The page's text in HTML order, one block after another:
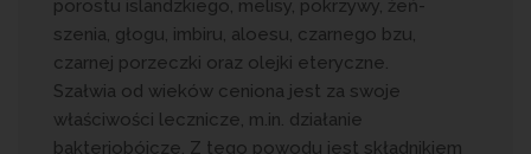
porostu islandzkiego, melisy, pokrzywy, żeń-
szenia, głogu, imbiru, aloesu, czarnego bzu,
czarnej porzeczki oraz olejki eteryczne.
Szałwia od wieków ceniona jest za swoje
właściwości lecznicze, m.in. działanie
bakteriobójcze. Z tego powodu jest składnikiem